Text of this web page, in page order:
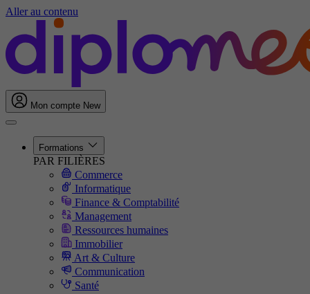
Aller au contenu
Mon compte New
Formations
PAR FILIÈRES
Commerce
Informatique
Finance & Comptabilité
Management
Ressources humaines
Immobilier
Art & Culture
Communication
Santé